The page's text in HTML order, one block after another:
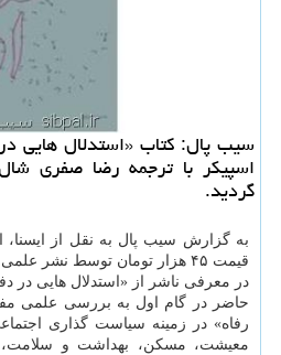
سیب پال: كتاب «استدلال هایی
اسپیكر با ترجمه رضا صفری
گردید.
قیمت ۴۵ هزار تومان توسط نشر علمی انتشار یافته ا ست.
در معرفی ناشر از «استدلال هایی در
حاضر در گام اول به بررسی علمی
رفاه» در زمینه سیاست گذاری
معیشت، مسكن، بهداشت و سلامت،